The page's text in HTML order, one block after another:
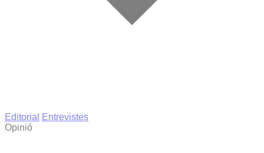
Editorial
Entrevistes
Opinió